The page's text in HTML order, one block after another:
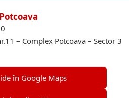
– Complex Potcoava – Sector 3
în Google Maps